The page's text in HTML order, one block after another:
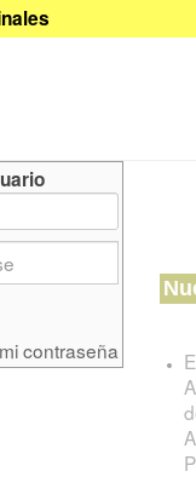
contraseña